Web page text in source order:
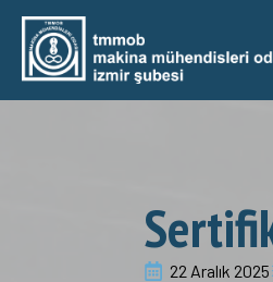
22 Aralık 2025